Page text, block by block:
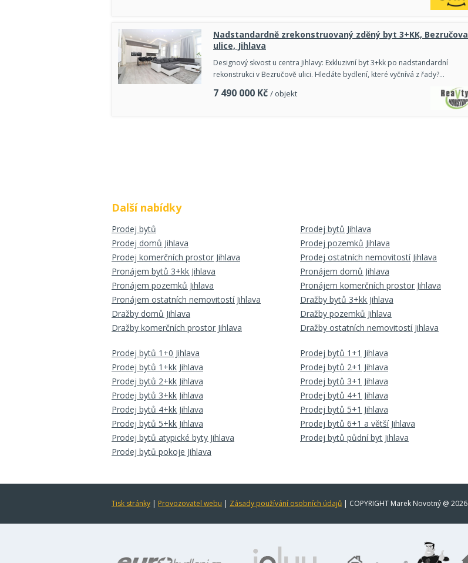
Nadstandardně zrekonstruovaný zděný byt 3+KK, Bezručova
ulice, Jihlava
Designový skvost u centra Jihlavy: Exkluzivní byt 3+kk po nadstandardní
rekonstrukci v Bezručově ulici. Hledáte bydlení, které vyčnívá z řady?…
7 490 000 Kč / objekt
Další nabídky
Prodej bytů
Prodej bytů Jihlava
Prodej domů Jihlava
Prodej pozemků Jihlava
Prodej komerčních prostor Jihlava
Prodej ostatních nemovitostí Jihlava
Pronájem bytů 3+kk Jihlava
Pronájem domů Jihlava
Pronájem pozemků Jihlava
Pronájem komerčních prostor Jihlava
Pronájem ostatních nemovitostí Jihlava
Dražby bytů 3+kk Jihlava
Dražby domů Jihlava
Dražby pozemků Jihlava
Dražby komerčních prostor Jihlava
Dražby ostatních nemovitostí Jihlava
Prodej bytů 1+0 Jihlava
Prodej bytů 1+1 Jihlava
Prodej bytů 1+kk Jihlava
Prodej bytů 2+1 Jihlava
Prodej bytů 2+kk Jihlava
Prodej bytů 3+1 Jihlava
Prodej bytů 3+kk Jihlava
Prodej bytů 4+1 Jihlava
Prodej bytů 4+kk Jihlava
Prodej bytů 5+1 Jihlava
Prodej bytů 5+kk Jihlava
Prodej bytů 6+1 a větší Jihlava
Prodej bytů atypické byty Jihlava
Prodej bytů půdní byt Jihlava
Prodej bytů pokoje Jihlava
Tisk stránky | Provozovatel webu | Zásady používání osobních údajů | COPYRIGHT Marek Novotný @ 2026